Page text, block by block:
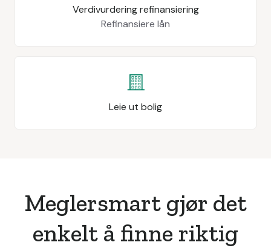
Verdivurdering refinansiering
Refinansiere lån
Leie ut bolig
Meglersmart gjør det
enkelt å finne riktig